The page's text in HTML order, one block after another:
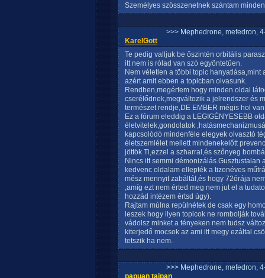
Személyes szösszenetnek szántam
>>> Mephedrone, mefedron,
KarelGott
Te pedig valljuk be őszintén orbitális
itt nem is rólad van szó egyöntetűen.
Nem véletlen a többi topic
azért amit ebben a topicban olvasunk.
Rendben,megértem hogy minden oldal
cserélődnek,megváltozik a jelrendszer és
természet rendje,DE EMBER mégis hol
Ez a fórum eleddig a LEGIGÉNYESEBB
életvitelek,gondolatok
kapcsolódó mindenféle elegyek olvasztó
életszemlélet mellett mindenekelőtt
jöttök Ti,ezzel a szharral,és szőnyeg
Nincs itt semmi démonizálás.Gusztustalan
kedvenc oldalam ellepték a tizenéves
mész mennyit zabáltál,és hogy 72órája
,amíg ezt nem érted meg nem jut el a
hozzád intézem értsd úgy).
Rajtam múlna repülnétek de csak egy
leszek hogy ilyen topicok ne rombolják
vádolsz minket a tényeken nem tudsz
kiterjedő mocsok az ami itt megy ezáltal
tetszik ha nem.
>>> Mephedrone, mefedron,
papuan taipan